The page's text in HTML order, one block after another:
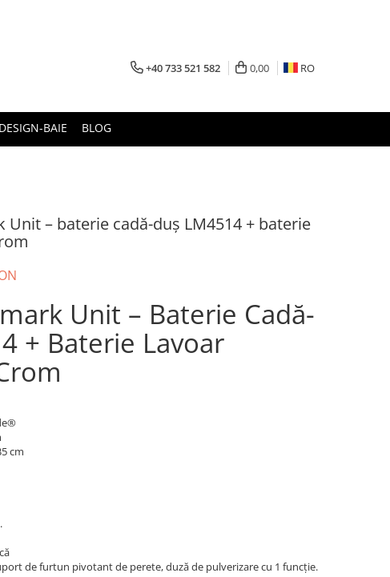
+40 733 521 582 0,00 RO
BAIE BLOG
Unit – baterie cadă-duş LM4514 + baterie
Unit – Baterie Cadă-
+ Baterie Lavoar
cm
de furtun pivotant de perete, duză de pulverizare cu 1 funcție.